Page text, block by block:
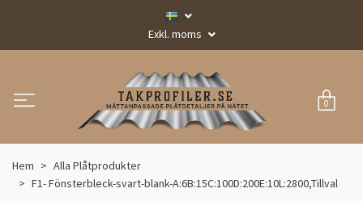
Exkl. moms
0
Hem
Alla Plåtprodukter
F1- Fönsterbleck-svart-blank-A:6B:15C:100D:200E:10L:2800,Tillval